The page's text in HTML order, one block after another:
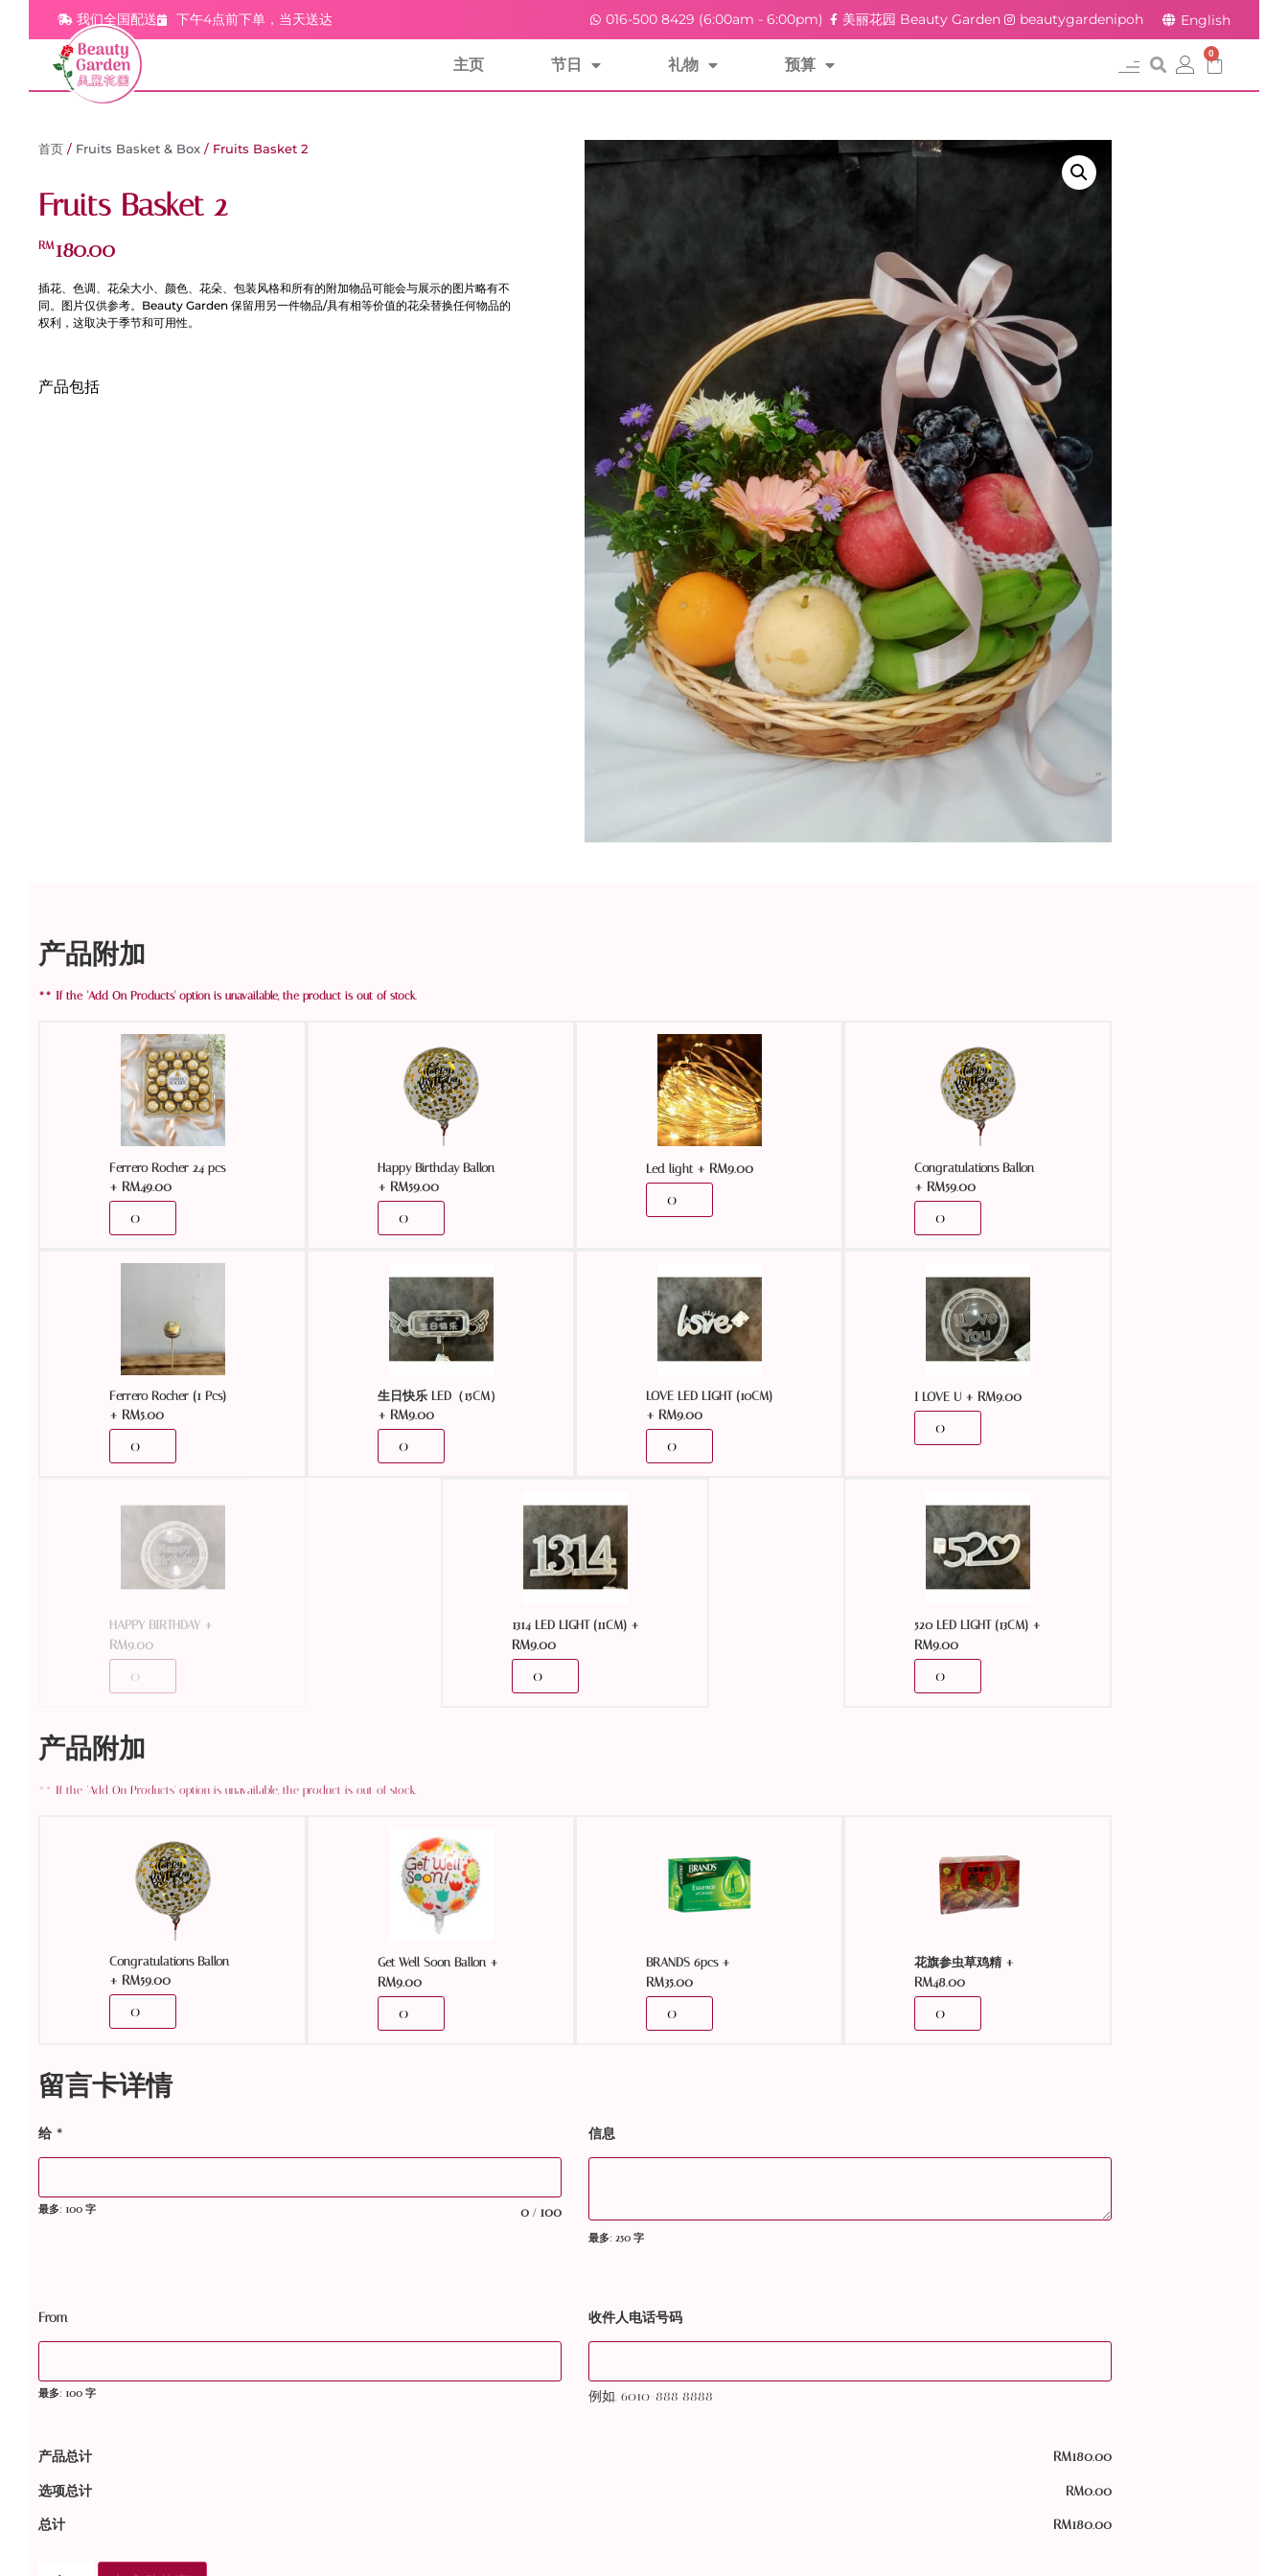
我们全国配送 下午4点前下单，当天送达 016-500 8429 (6:00am - 6:00pm) 美丽花园 Beauty Garden beautygardenipoh English
主页 节日 礼物 预算
0
首页 / Fruits Basket & Box / Fruits Basket 2
Fruits Basket 2
RM180.00
插花、色调、花朵大小、颜色、花朵、包装风格和所有的附加物品可能会与展示的图片略有不
同。图片仅供参考。Beauty Garden 保留用另一件物品/具有相等价值的花朵替换任何物品的
权利，这取决于季节和可用性。
产品包括
产品附加
Ferrero Rocher 24 pcs
+ RM49.00
Happy Birthday Ballon
+ RM59.00
Led light+ RM9.00 Congratulations Ballon
+ RM59.00
Ferrero Rocher (1 Pcs)
+ RM5.00
生日快乐 LED（15CM）
+ RM9.00
LOVE LED LIGHT (10CM)
+ RM9.00
I LOVE U+ RM9.00
HAPPY BIRTHDAY+
RM9.00
1314 LED LIGHT (11CM)+
RM9.00
520 LED LIGHT (13CM)+
RM9.00
产品附加
Congratulations Ballon
+ RM59.00
Get Well Soon Ballon+
RM9.00
BRANDS 6pcs+
RM35.00
花旗参虫草鸡精+
RM48.00
留言卡详情
给 *
0 / 100
最多: 100 字
信息
最多: 250 字
From
最多: 100 字
收件人电话号码
例如. 6010-888 8888
产品总计 RM180.00
选项总计 RM0.00
总计 RM180.00